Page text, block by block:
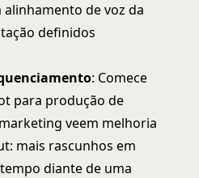
de voz da
definidos
: Comece
para produção de
veem melhoria
mais rascunhos em
diante de uma